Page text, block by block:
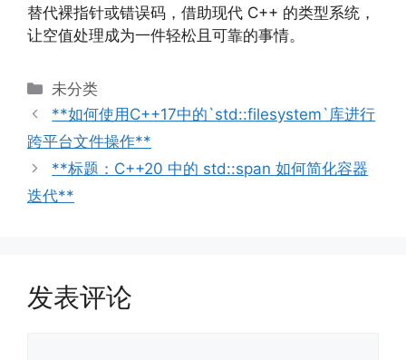
替代裸指针或错误码，借助现代 C++ 的类型系统，
让空值处理成为一件轻松且可靠的事情。
分
类
未分类
**如何使用C++17中的`std::filesystem`库进行
跨平台文件操作**
**标题：C++20 中的 std::span 如何简化容器
迭代**
发表评论